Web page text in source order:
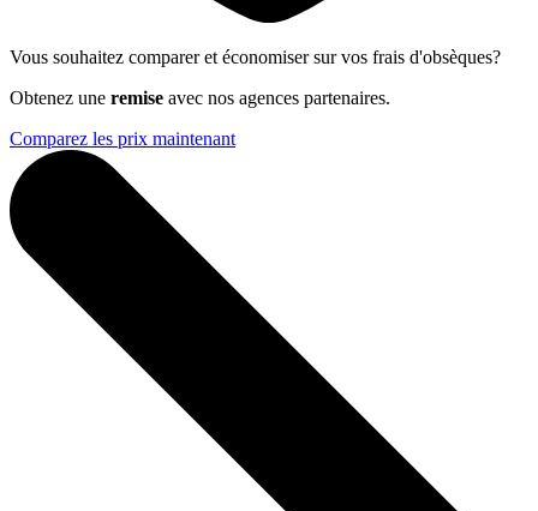
Vous souhaitez comparer et économiser sur vos frais d'obsèques?
Obtenez une remise avec nos agences partenaires.
Comparez les prix maintenant